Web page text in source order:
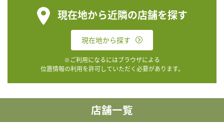
現在地から近隣の店舗を探す
現在地から探す
※ご利用になるにはブラウザによる
位置情報の利用を許可していただく必要があります。
店舗一覧